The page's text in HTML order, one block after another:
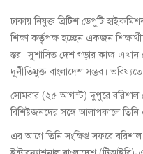
ঢাকায় নিযুক্ত ব্রিটিশ ডেপুটি
শিক্ষা কর্তৃপক্ষ হচ্ছেন একজন
স্তর। সুশাসিত দেশ গড়ার কাজ
দুর্নীতিমুক্ত বাংলাদেশ সম্ভব।
সোমবার (২৫ আগস্ট) দুপুরে বরিশাল
বিশিষ্টজনদের সঙ্গে আলাপকালে
এর আগে তিনি সংক্ষিপ্ত সফরে বরিশাল